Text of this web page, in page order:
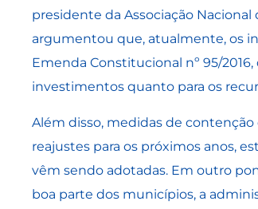
presidente da Associação
argumentou que, atualmente, os
Emenda Constitucional nº 95/
investimentos quanto para os
Além disso, medidas de contenção
reajustes para os próximos anos,
vêm sendo adotadas. Em outro
boa parte dos municípios, a